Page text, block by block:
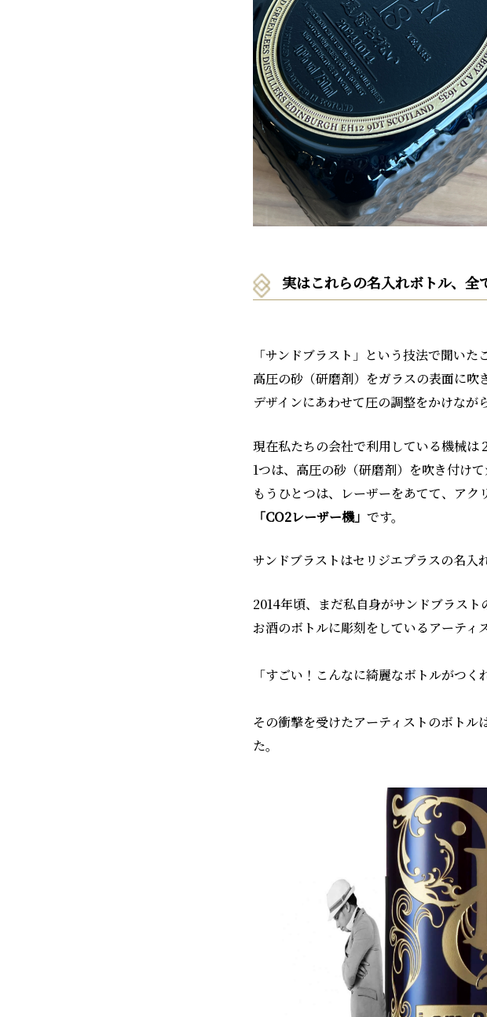
実はこれらの名入れボトル、 全
「サンドブラスト」という技法で聞い
高圧の砂（研磨剤）をガラスの表面に吹
デザインにあわせて圧の調整をかけなが
現在私たちの会社で利用している機械は２
1つは、高圧の砂（研磨剤）を吹き付け
もうひとつは、レーザーをあてて、ア
「CO2レーザー機」 です。
サンドブラストはセリジエプラスの名入
2014年頃、まだ私自身がサンドブラスト
お酒のボトルに彫刻をしているアーティ
「すごい！こんなに綺麗なボトルがつ
その衝撃を受けたアーティストのボトル
た。